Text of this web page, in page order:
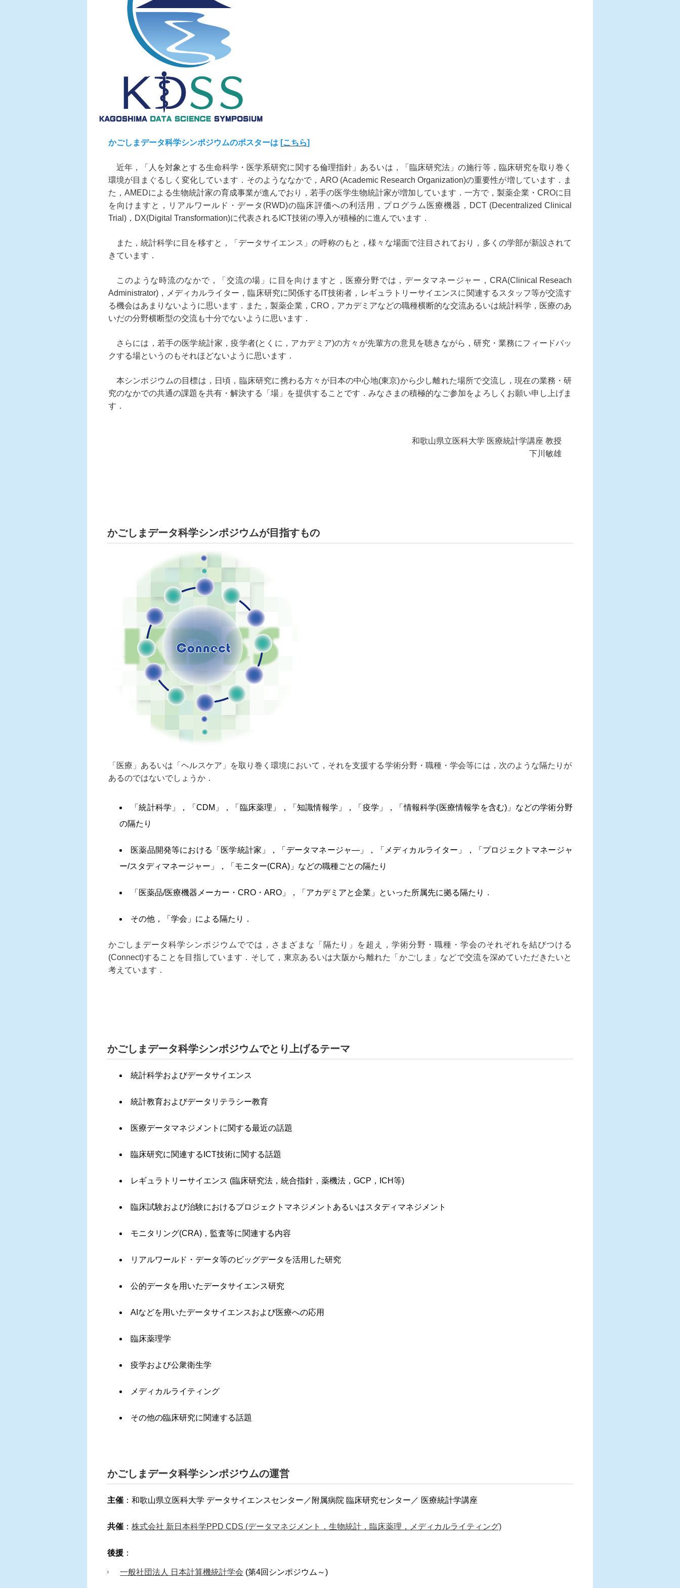
かごしまデータ科学シンポジウムのポスターは [こちら]
近年，「人を対象とする生命科学・医学系研究に関する倫理指針」あるいは，「臨床研究法」の施行等，臨床研究を取り巻く
環境が目まぐるしく変化しています．そのようななかで，ARO (Academic Research Organization)の重要性が増しています．ま
た，AMEDによる生物統計家の育成事業が進んでおり，若手の医学生物統計家が増加しています．一方で，製薬企業・CROに目
を向けますと，リアルワールド・データ(RWD)の臨床評価への利活用，プログラム医療機器，DCT (Decentralized Clinical
Trial)，DX(Digital Transformation)に代表されるICT技術の導入が積極的に進んでいます．
また，統計科学に目を移すと，「データサイエンス」の呼称のもと，様々な場面で注目されており，多くの学部が新設されて
きています．
このような時流のなかで，「交流の場」に目を向けますと，医療分野では，データマネージャー，CRA(Clinical Reseach
Administrator)，メディカルライター，臨床研究に関係するIT技術者，レギュラトリーサイエンスに関連するスタッフ等が交流す
る機会はあまりないように思います．また，製薬企業，CRO，アカデミアなどの職種横断的な交流あるいは統計科学，医療のあ
いだの分野横断型の交流も十分でないように思います．
さらには，若手の医学統計家，疫学者(とくに，アカデミア)の方々が先輩方の意見を聴きながら，研究・業務にフィードバッ
クする場というのもそれほどないように思います．
本シンポジウムの目標は，日頃，臨床研究に携わる方々が日本の中心地(東京)から少し離れた場所で交流し，現在の業務・研
究のなかでの共通の課題を共有・解決する「場」を提供することです．みなさまの積極的なご参加をよろしくお願い申し上げま
す．
和歌山県立医科大学 医療統計学講座 教授
下川敏雄
かごしまデータ科学シンポジウムが目指すもの
「医療」あるいは「ヘルスケア」を取り巻く環境において，それを支援する学術分野・職種・学会等には，次のような隔たりが
あるのではないでしょうか．
「統計科学」，「CDM」，「臨床薬理」，「知識情報学」，「疫学」，「情報科学(医療情報学を含む)」などの学術分野
の隔たり
医薬品開発等における「医学統計家」，「データマネージャ―」，「メディカルライター」，「プロジェクトマネージャ
ー/スタディマネージャー」，「モニター(CRA)」などの職種ごとの隔たり
「医薬品/医療機器メーカー・CRO・ARO」，「アカデミアと企業」といった所属先に拠る隔たり．
その他，「学会」による隔たり．
かごしまデータ科学シンポジウムででは，さまざまな「隔たり」を超え，学術分野・職種・学会のそれぞれを結びつける
(Connect)することを目指しています．そして，東京あるいは大阪から離れた「かごしま」などで交流を深めていただきたいと
考えています．
かごしまデータ科学シンポジウムでとり上げるテーマ
統計科学およびデータサイエンス
統計教育およびデータリテラシー教育
医療データマネジメントに関する最近の話題
臨床研究に関連するICT技術に関する話題
レギュラトリーサイエンス (臨床研究法，統合指針，薬機法，GCP，ICH等)
臨床試験および治験におけるプロジェクトマネジメントあるいはスタディマネジメント
モニタリング(CRA)，監査等に関連する内容
リアルワールド・データ等のビッグデータを活用した研究
公的データを用いたデータサイエンス研究
AIなどを用いたデータサイエンスおよび医療への応用
臨床薬理学
疫学および公衆衛生学
メディカルライティング
その他の臨床研究に関連する話題
かごしまデータ科学シンポジウムの運営
主催 ：和歌山県立医科大学 データサイエンスセンター／附属病院 臨床研究センター／ 医療統計学講座
共催 ： 株式会社 新日本科学PPD CDS (データマネジメント，生物統計，臨床薬理，メディカルライティング)
後援 ：
一般社団法人 日本計算機統計学会 (第4回シンポジウム～)